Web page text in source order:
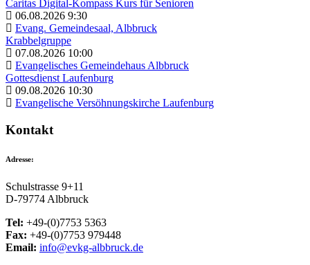
Caritas Digital-Kompass Kurs für Senioren
06.08.2026 9:30
Evang. Gemeindesaal, Albbruck
Krabbelgruppe
07.08.2026 10:00
Evangelisches Gemeindehaus Albbruck
Gottesdienst Laufenburg
09.08.2026 10:30
Evangelische Versöhnungskirche Laufenburg
Kontakt
Adresse:
Schulstrasse 9+11
D-79774 Albbruck
Tel: +49-(0)7753 5363
Fax: +49-(0)7753 979448
Email: info@evkg-albbruck.de